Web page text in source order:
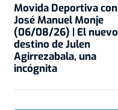
Movida Deportiva con
José Manuel Monje
(06/08/26) | El nuevo
destino de Julen
Agirrezabala, una
incógnita